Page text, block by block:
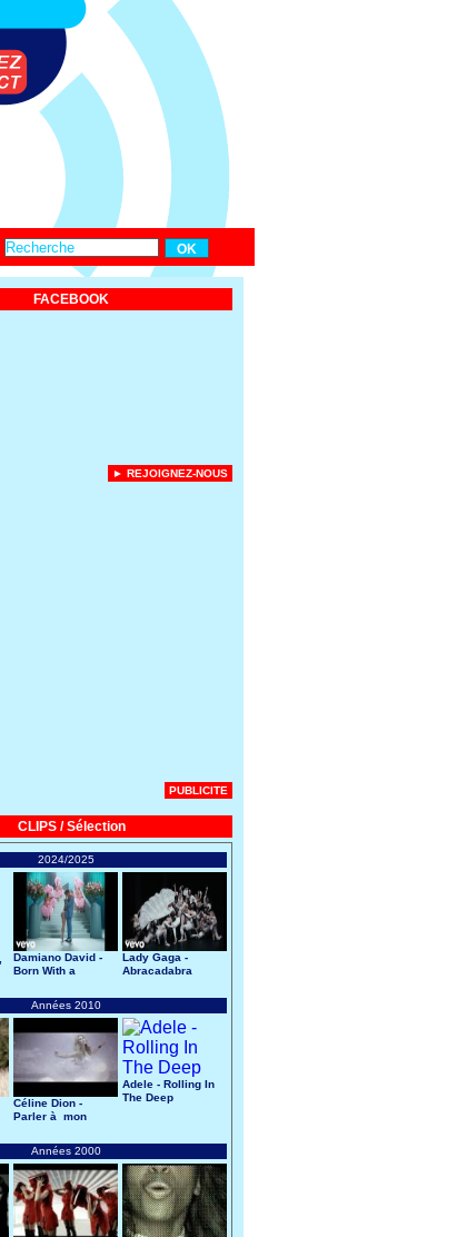
FACEBOOK
► REJOIGNEZ-NOUS
PUBLICITE
CLIPS / Sélection
2024/2025
Damiano David -
Born With a
Lady Gaga -
Abracadabra
Années 2010
Céline Dion -
Parler à mon
Adele - Rolling In
The Deep
Années 2000